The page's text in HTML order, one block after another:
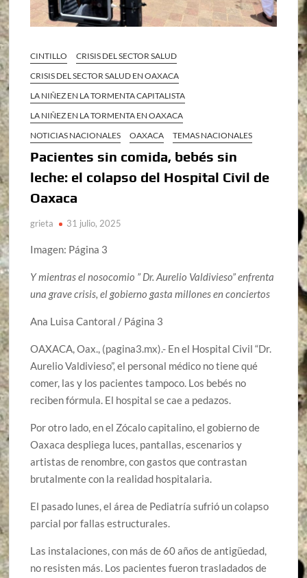
CINTILLO
CRISIS DEL SECTOR SALUD
CRISIS DEL SECTOR SALUD EN OAXACA
LA NIÑEZ EN LA TORMENTA CAPITALISTA
LA NIÑEZ EN LA TORMENTA EN OAXACA
NOTICIAS NACIONALES
OAXACA TEMAS NACIONALES
Pacientes sin comida, bebés sin
leche: el colapso del Hospital Civil de
Oaxaca
grieta 31 julio, 2025
Imagen: Página 3
Y mientras el nosocomio ” Dr. Aurelio Valdivieso” enfrenta
una grave crisis, el gobierno gasta millones en conciertos
Ana Luisa Cantoral / Página 3
OAXACA, Oax., (pagina3.mx).- En el Hospital Civil “Dr.
Aurelio Valdivieso”, el personal médico no tiene qué
comer, las y los pacientes tampoco. Los bebés no
reciben fórmula. El hospital se cae a pedazos.
Por otro lado, en el Zócalo capitalino, el gobierno de
Oaxaca despliega luces, pantallas, escenarios y
artistas de renombre, con gastos que contrastan
brutalmente con la realidad hospitalaria.
El pasado lunes, el área de Pediatría sufrió un colapso
parcial por fallas estructurales.
Las instalaciones, con más de 60 años de antigüedad,
no resisten más. Los pacientes fueron trasladados de